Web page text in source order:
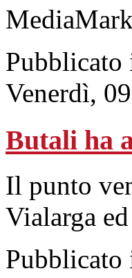
Pubblicato
Venerdì,
Butali ha
Il punto
Vialarga
Pubblicato